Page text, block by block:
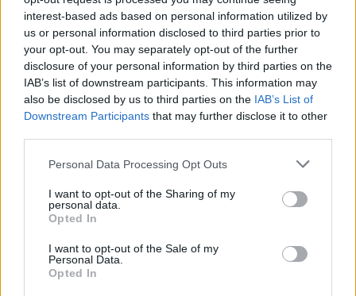
interest-based ads based on personal information utilized by
us or personal information disclosed to third parties prior to
your opt-out. You may separately opt-out of the further
disclosure of your personal information by third parties on the
IAB’s list of downstream participants. This information may
also be disclosed by us to third parties on the IAB’s List of
Downstream Participants that may further disclose it to other
Personal Data Processing Opt Outs
I want to opt-out of the Sharing of my
personal data.
Opted In
I want to opt-out of the Sale of my
Personal Data.
Opted In
Newsroom
Δείτε επίσης